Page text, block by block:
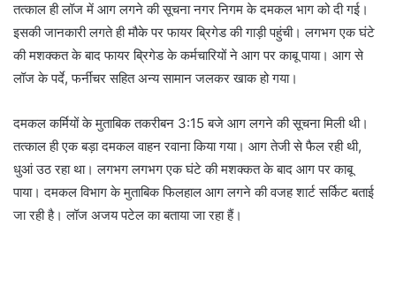
तत्काल ही लॉज में आग लगने की सूचना नगर निगम के दमकल भाग को दी गई।
इसकी जानकारी लगते ही मौके पर फायर ब्रिगेड की गाड़ी पहुंची। लगभग एक घंटे
की मशक्कत के बाद फायर ब्रिगेड के कर्मचारियों ने आग पर काबू पाया। आग से
लॉज के पर्दे, फर्नीचर सहित अन्य सामान जलकर खाक हो गया।
दमकल कर्मियों के मुताबिक तकरीबन 3:15 बजे आग लगने की सूचना मिली थी।
तत्काल ही एक बड़ा दमकल वाहन रवाना किया गया। आग तेजी से फैल रही थी,
धुआं उठ रहा था। लगभग लगभग एक घंटे की मशक्कत के बाद आग पर काबू
पाया। दमकल विभाग के मुताबिक फिलहाल आग लगने की वजह शार्ट सर्किट बताई
जा रही है। लॉज अजय पटेल का बताया जा रहा हैं।